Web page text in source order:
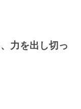
力を出し切っ